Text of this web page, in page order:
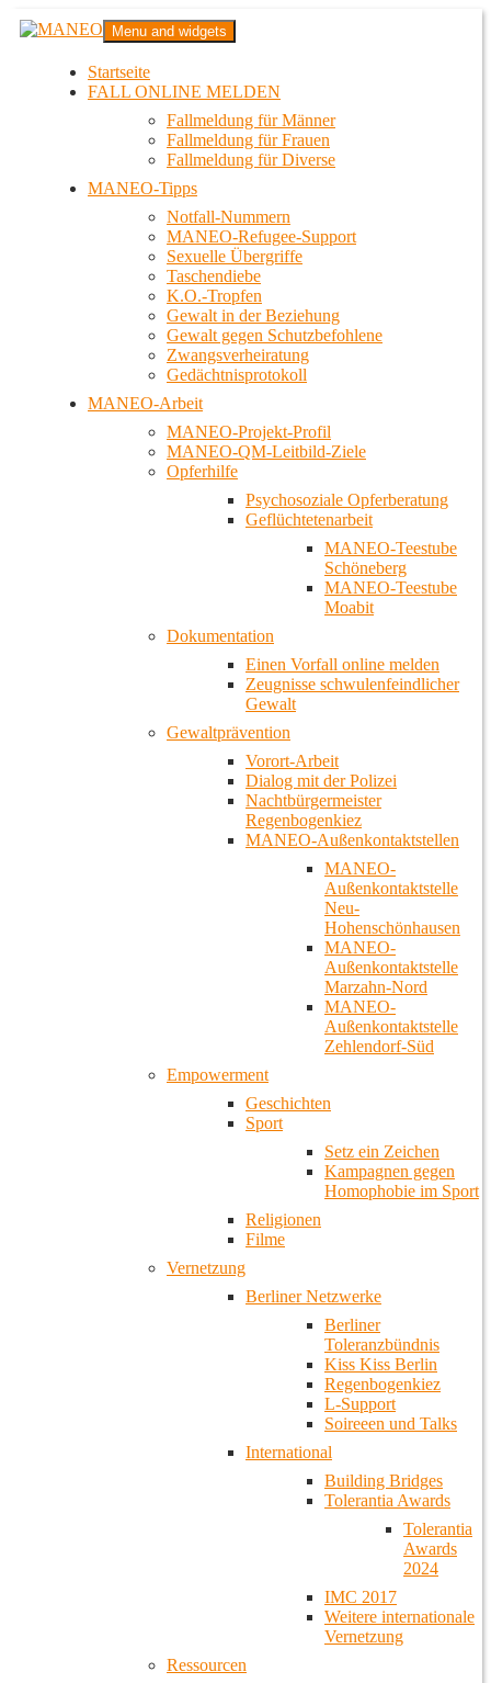
Zum
InhaltMANEO
Das schwule Anti-Gewalt-Projekt in Berlin
Menu and widgets
Startseite
FALL ONLINE MELDEN
Fallmeldung für Männer
Fallmeldung für Frauen
Fallmeldung für Diverse
MANEO-Tipps
Notfall-Nummern
MANEO-Refugee-Support
Sexuelle Übergriffe
Taschendiebe
K.O.-Tropfen
Gewalt in der Beziehung
Gewalt gegen Schutzbefohlene
Zwangsverheiratung
Gedächtnisprotokoll
MANEO-Arbeit
MANEO-Projekt-Profil
MANEO-QM-Leitbild-Ziele
Opferhilfe
Psychosoziale Opferberatung
Geflüchtetenarbeit
MANEO-Teestube
Schöneberg
MANEO-Teestube
Moabit
Dokumentation
Einen Vorfall online melden
Zeugnisse schwulenfeindlicher
Gewalt
Gewaltprävention
Vorort-Arbeit
Dialog mit der Polizei
Nachtbürgermeister
Regenbogenkiez
MANEO-Außenkontaktstellen
MANEO-
Außenkontaktstelle
Neu-
Hohenschönhausen
MANEO-
Außenkontaktstelle
Marzahn-Nord
MANEO-
Außenkontaktstelle
Zehlendorf-Süd
Empowerment
Geschichten
Sport
Setz ein Zeichen
Kampagnen gegen
Homophobie im Sport
Religionen
Filme
Vernetzung
Berliner Netzwerke
Berliner
Toleranzbündnis
Kiss Kiss Berlin
Regenbogenkiez
L-Support
Soireeen und Talks
International
Building Bridges
Tolerantia Awards
Tolerantia
Awards
2024
IMC 2017
Weitere internationale
Vernetzung
Ressourcen